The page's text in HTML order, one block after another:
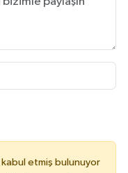
kabul etmiş bulunuyor